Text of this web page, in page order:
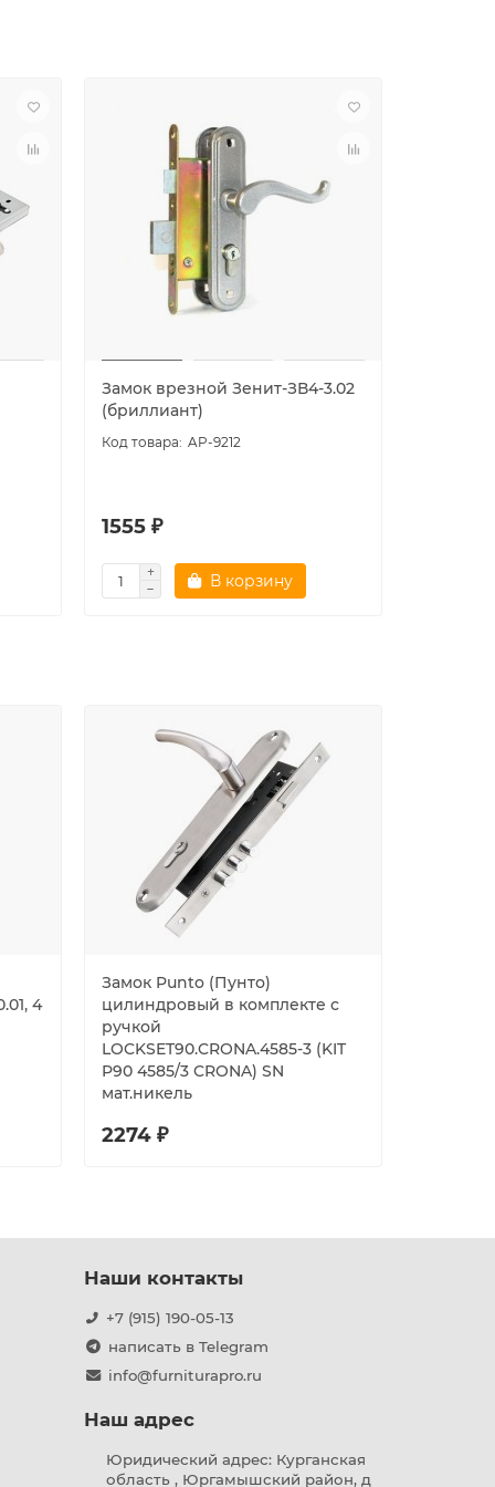
Замок врезной Зенит-ЗВ4-3.02
(бриллиант)
AP-9212
1555 ₽
В корзину
4
Замок Punto (Пунто)
цилиндровый в комплекте с
ручкой
LOCKSET90.CRONA.4585-3 (KIT
P90 4585/3 CRONA) SN
мат.никель
2274 ₽
Наши контакты
+7 (915) 190-05-13
написать в Telegram
info@furniturapro.ru
Наш адрес
Юридический адрес: Курганская
область , Юргамышский район, д